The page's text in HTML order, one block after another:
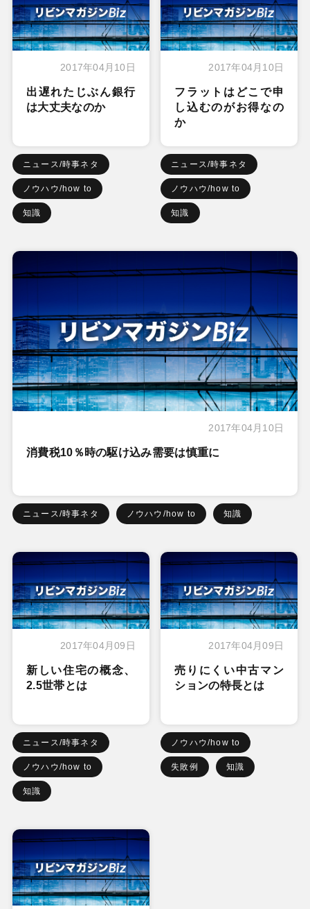
2017年04月10日
出遅れたじぶん銀行
は大丈夫なのか
ニュース/時事ネタ
ノウハウ/how to
知識
2017年04月10日
フラットはどこで申
し込むのがお得なの
か
ニュース/時事ネタ
ノウハウ/how to
知識
2017年04月10日
消費税10％時の駆け込み需要は慎重に
ニュース/時事ネタ ノウハウ/how to 知識
2017年04月09日
新しい住宅の概念、
2.5世帯とは
ニュース/時事ネタ
ノウハウ/how to
知識
2017年04月09日
売りにくい中古マン
ションの特長とは
ノウハウ/how to
失敗例 知識